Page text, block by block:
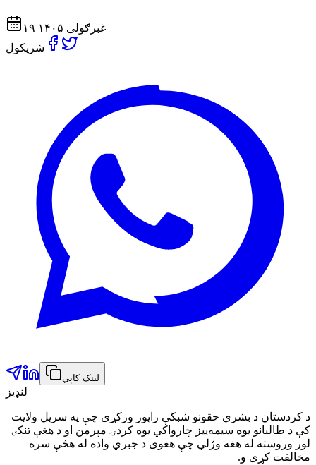
۱۹ غبرګولی ۱۴۰۵
شریکول
لینک کاپي
لنډیز
د کردستان د بشري حقونو شبکې راپور ورکړی چې په سرپل ولایت
کې د طالبانو یوه سیمه‌ییز چارواکي یوه کردۍ مېرمن او د هغې تنکۍ
لور وروسته له هغه وژلي چې هغوی د جبري واده له هڅې سره
مخالفت کړی و.